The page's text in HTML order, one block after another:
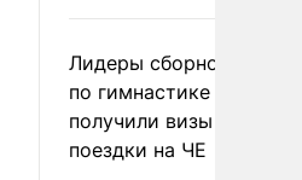
Лидеры сборной
по гимнастике не
получили визы для
поездки на ЧЕ